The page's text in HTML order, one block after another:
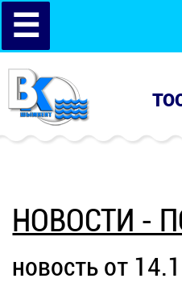
☰
НОВОСТИ -
новость от